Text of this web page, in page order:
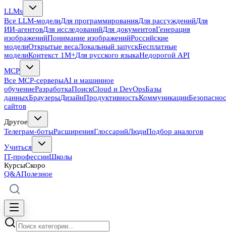
LLMs
Все LLM-моделиДля программированияДля рассужденийДля
ИИ-агентовДля исследованийДля документовГенерация
изображенийПонимание изображенийРоссийские
моделиОткрытые весаЛокальный запускБесплатные
моделиКонтекст 1M+Для русского языкаНедорогой API
MCP
Все MCP-серверыAI и машинное
обучениеРазработкаПоискCloud и DevOpsБазы
данныхБраузерыДизайнПродуктивностьКоммуникации
сайтов
Другое
Телеграм-ботыРасширенияГлоссарийЛюдиПодбор аналогов
Учиться
IT-профессииШколы
КурсыСкоро
Q&AПолезное